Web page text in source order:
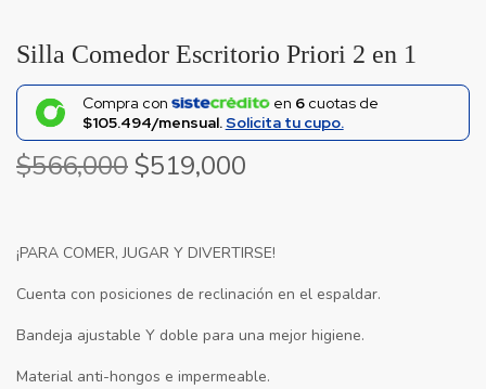
Silla Comedor Escritorio Priori 2 en 1
Compra con en 6cuotas de
$105.494/mensual.Solicita tu cupo.
$566,000$519,000
¡PARA COMER, JUGAR Y DIVERTIRSE!
Cuenta con posiciones de reclinación en el espaldar.
Bandeja ajustable Y doble para una mejor higiene.
Material anti-hongos e impermeable.